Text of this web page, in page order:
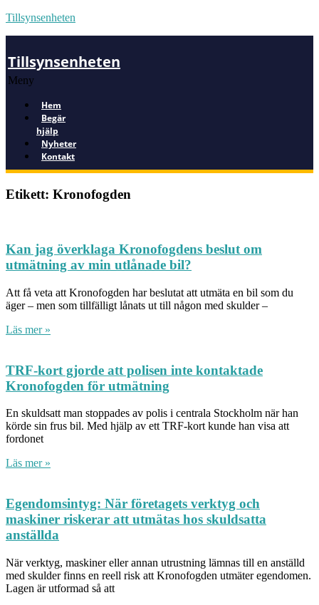
Tillsynsenheten
Tillsynsenheten
Meny
Hem
Begär
hjälp
Nyheter
Kontakt
Etikett: Kronofogden
Kan jag överklaga Kronofogdens beslut om
utmätning av min utlånade bil?
Att få veta att Kronofogden har beslutat att utmäta en bil som du
äger – men som tillfälligt lånats ut till någon med skulder –
Läs mer »
TRF-kort gjorde att polisen inte kontaktade
Kronofogden för utmätning
En skuldsatt man stoppades av polis i centrala Stockholm när han
körde sin frus bil. Med hjälp av ett TRF-kort kunde han visa att
fordonet
Läs mer »
Egendomsintyg: När företagets verktyg och
maskiner riskerar att utmätas hos skuldsatta
anställda
När verktyg, maskiner eller annan utrustning lämnas till en anställd
med skulder finns en reell risk att Kronofogden utmäter egendomen.
Lagen är utformad så att